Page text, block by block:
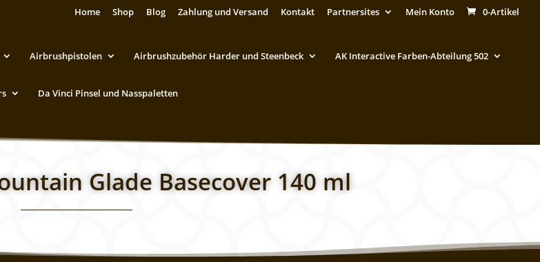
Home Shop Blog Zahlung und Versand Kontakt Partnersites Mein Konto 0-Artikel
Airbrushpistolen Airbrushzubehör Harder und Steenbeck AK Interactive Farben-Abteilung 502
Da Vinci Pinsel und Nasspaletten
Glade Basecover 140 ml